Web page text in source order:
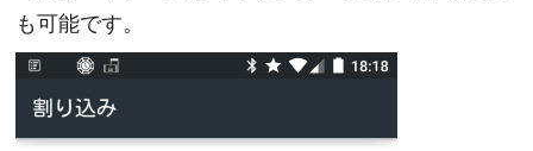
も可能です。